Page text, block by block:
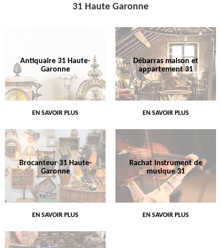
31 Haute Garonne
Antiquaire 31 Haute-
Garonne
EN SAVOIR PLUS
Débarras maison et
appartement 31
EN SAVOIR PLUS
Brocanteur 31 Haute-
Garonne
EN SAVOIR PLUS
Rachat instrument de
musique 31
EN SAVOIR PLUS